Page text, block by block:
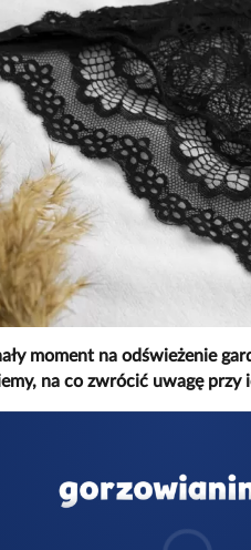
moment na odświeżenie
na co zwrócić uwagę przy